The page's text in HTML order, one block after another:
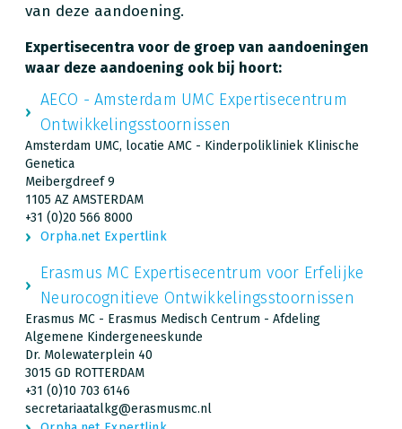
van deze aandoening.
Expertisecentra voor de groep van aandoeningen
waar deze aandoening ook bij hoort:
AECO - Amsterdam UMC Expertisecentrum
Ontwikkelingsstoornissen
Amsterdam UMC, locatie AMC - Kinderpolikliniek Klinische
Genetica
Meibergdreef 9
1105 AZ AMSTERDAM
+31 (0)20 566 8000
Orpha.net Expertlink
Erasmus MC Expertisecentrum voor Erfelijke
Neurocognitieve Ontwikkelingsstoornissen
Erasmus MC - Erasmus Medisch Centrum - Afdeling
Algemene Kindergeneeskunde
Dr. Molewaterplein 40
3015 GD ROTTERDAM
+31 (0)10 703 6146
secretariaatalkg@erasmusmc.nl